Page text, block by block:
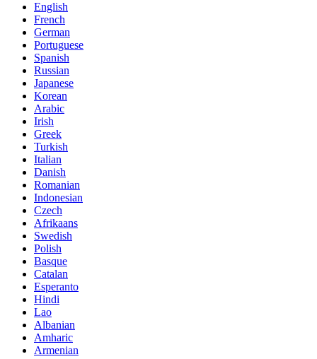
English
French
German
Portuguese
Spanish
Russian
Japanese
Korean
Arabic
Irish
Greek
Turkish
Italian
Danish
Romanian
Indonesian
Czech
Afrikaans
Swedish
Polish
Basque
Catalan
Esperanto
Hindi
Lao
Albanian
Amharic
Armenian